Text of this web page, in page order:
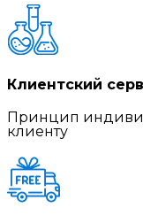
Клиентский
Принцип
клиенту